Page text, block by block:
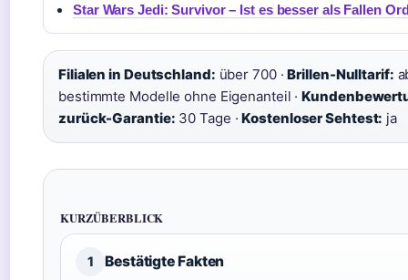
Star Wars Jedi: Survivor – Ist es besser als Fallen
Filialen in Deutschland: über 700 ·Brillen-Nulltarif:
bestimmte Modelle ohne Eigenanteil ·
zurück-Garantie: 30 Tage ·Kostenloser Sehtest: ja
KURZÜBERBLICK
1 Bestätigte Fakten